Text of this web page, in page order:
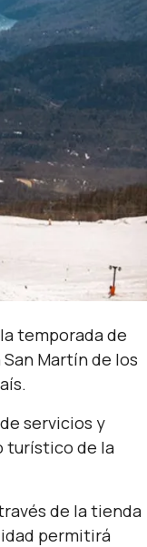
temporada de
Martín de los
servicios y
turístico de la
de la tienda
permitirá